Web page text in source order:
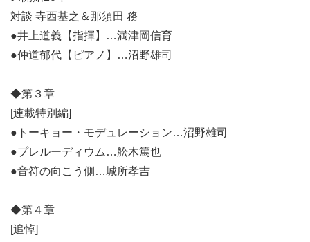
対談 寺西基之＆那須田 務
●井上道義【指揮】…満津岡信育
●仲道郁代【ピアノ】…沼野雄司
◆第３章
[連載特別編]
●トーキョー・モデュレーション…沼野雄司
●プレルーディウム…舩木篤也
●音符の向こう側…城所孝吉
◆第４章
[追悼]